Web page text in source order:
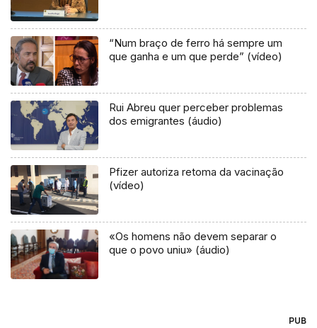
“Num braço de ferro há sempre um
que ganha e um que perde” (vídeo)
Rui Abreu quer perceber problemas
dos emigrantes (áudio)
Pfizer autoriza retoma da vacinação
(vídeo)
«Os homens não devem separar o
que o povo uniu» (áudio)
PUB